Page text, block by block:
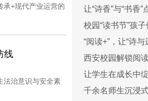
承+现代产业运营的
线
法治意识与安全素
让“诗香”与“书香”
校园“读书节”孩
“阅读+”，让“诗
西安校园解锁阅
让学生在成长中
千余名师生沉浸